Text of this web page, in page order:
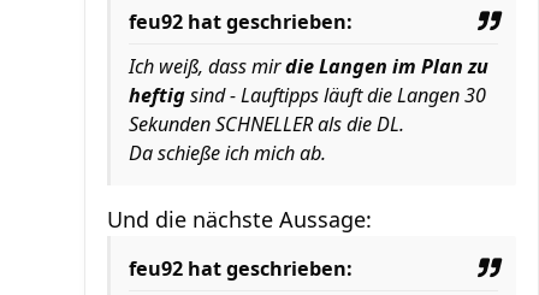
feu92 hat geschrieben:
Ich weiß, dass mirdie Langen im Plan zu
heftigsind - Lauftipps läuft die Langen 30
Sekunden SCHNELLER als die DL.
Da schieße ich mich ab.
Und die nächste Aussage:
feu92 hat geschrieben: